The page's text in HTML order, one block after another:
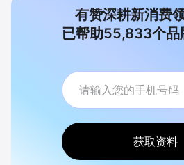
有赞深耕新消费
已帮助55,833个品
获取资料